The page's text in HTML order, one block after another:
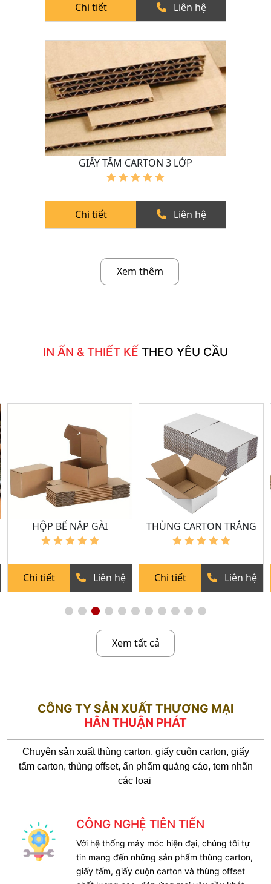
Chi tiết Liên hệ
GIẤY TẤM CARTON 3 LỚP
Chi tiết Liên hệ
Xem thêm
IN ẤN & THIẾT KẾ THEO YÊU CẦU
THÙNG CARTON TRẮNG
Chi tiết Liên hệ
THÙNG CARTON 5 LỚP
Chi tiết Liên hệ
Xem tất cả
CÔNG TY SẢN XUẤT THƯƠNG MẠI
HÂN THUẬN PHÁT
Chuyên sản xuất thùng carton, giấy cuộn carton, giấy
tấm carton, thùng offset, ấn phẩm quảng cáo, tem nhãn
các loại
CÔNG NGHỆ TIÊN TIẾN
Với hệ thống máy móc hiện đại, chúng tôi tự
tin mang đến những sản phẩm thùng carton,
giấy tấm, giấy cuộn carton và thùng offset